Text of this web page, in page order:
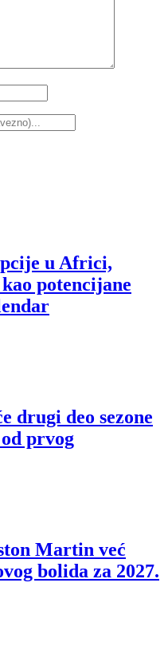
u Africi,
potencijane
drugi deo sezone
prvog
Martin već
bolida za 2027.